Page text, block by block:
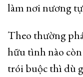
làm nơi nương
Theo thường
hữu tình nào
trói buộc thì dù